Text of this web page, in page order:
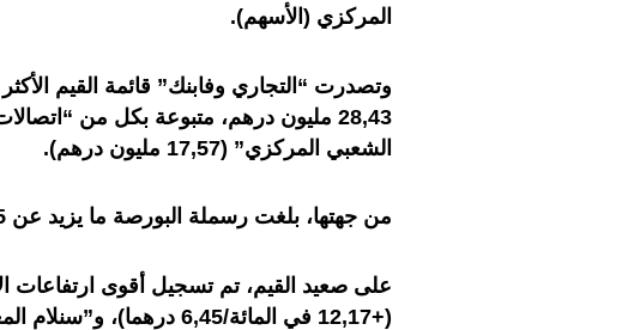
المركزي (الأسهم).
وتصدرت “التجاري وفابنك” قائمة القيم
الشعبي المركزي” (17,57 مليون درهم).
من جهتها، بلغت رسملة البورصة ما يزيد عن 546,15 مليار درهم.
على صعيد القيم، تم تسجيل أقوى